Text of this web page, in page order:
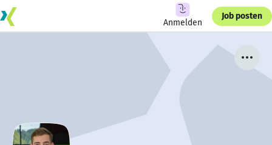
Anmelden
Job posten